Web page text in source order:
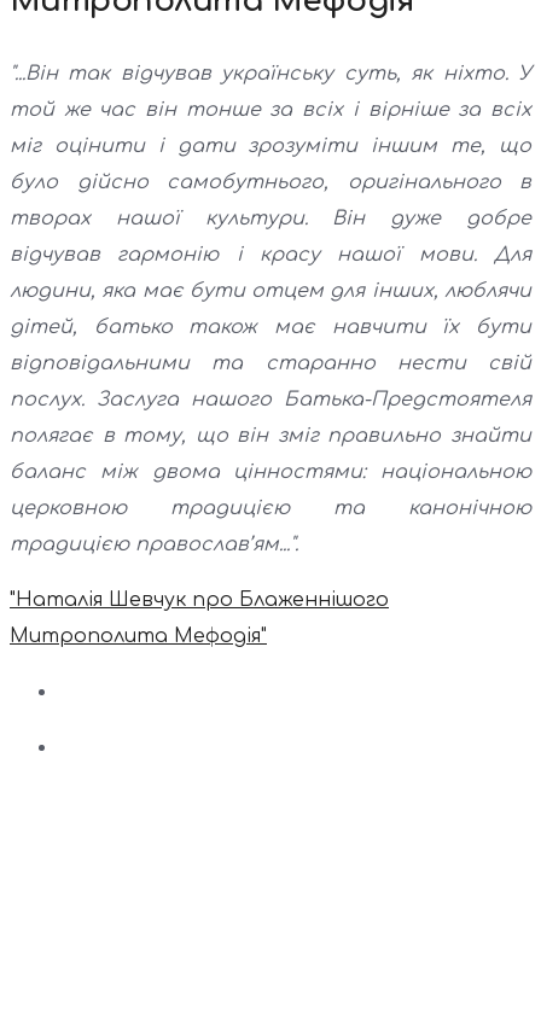
"...Він так відчував українську суть, як ніхто. У
той же час він тонше за всіх і вірніше за всіх
міг оцінити і дати зрозуміти іншим те, що
було дійсно самобутнього, оригінального в
творах нашої культури. Він дуже добре
відчував гармонію і красу нашої мови. Для
людини, яка має бути отцем для інших, люблячи
дітей, батько також має навчити їх бути
відповідальними та старанно нести свій
послух. Заслуга нашого Батька-Предстоятеля
полягає в тому, що він зміг правильно знайти
баланс між двома цінностями: національною
церковною традицією та канонічною
традицією православ’ям...".
"Наталія Шевчук про Блаженнішого
Митрополита Мефодія"